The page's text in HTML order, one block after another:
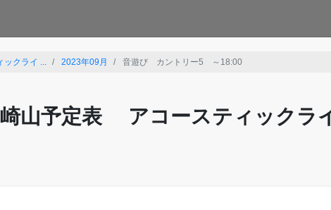
クライ ... 2023年09月 音遊び カントリー5 ～18:00
山予定表 アコースティックラ